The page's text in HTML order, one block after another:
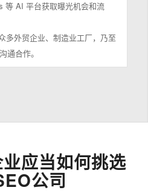
等 AI 平台获取曝光机会和流
多外贸企业、制造业工厂，乃至
通合作。
应当如何挑选
公司